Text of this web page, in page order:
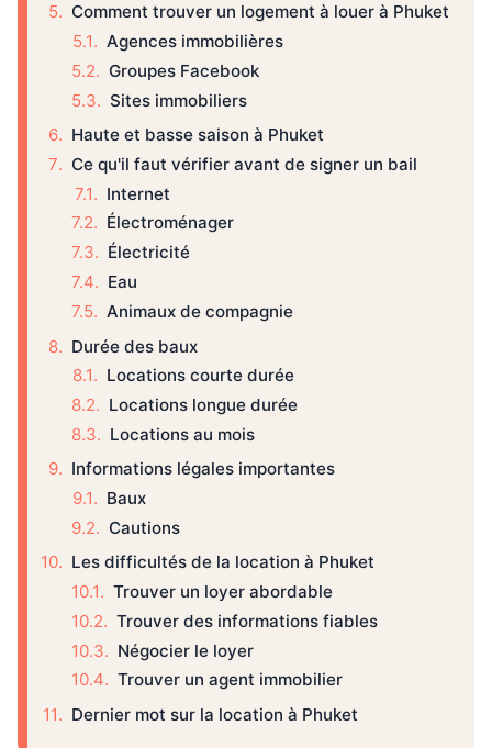
Comment trouver un logement à louer à Phuket
Agences immobilières
Groupes Facebook
Sites immobiliers
Haute et basse saison à Phuket
Ce qu'il faut vérifier avant de signer un bail
Internet
Électroménager
Électricité
Eau
Animaux de compagnie
Durée des baux
Locations courte durée
Locations longue durée
Locations au mois
Informations légales importantes
Baux
Cautions
Les difficultés de la location à Phuket
Trouver un loyer abordable
Trouver des informations fiables
Négocier le loyer
Trouver un agent immobilier
Dernier mot sur la location à Phuket